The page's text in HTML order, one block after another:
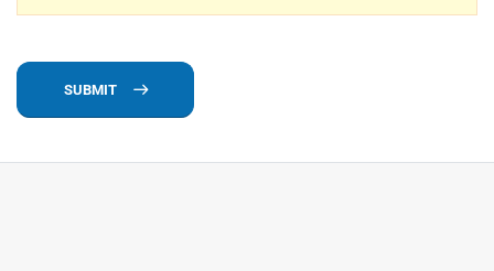
SUBMIT